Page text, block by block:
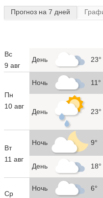
Прогноз на 7 дней
Вс
9 авг
День 23°
Пн
10 авг
Ночь 11°
День 23°
Вт
11 авг
Ночь 9°
День 18°
Ср
Ночь 6°